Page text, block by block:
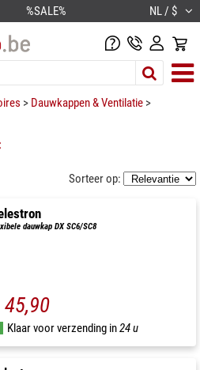
%SALE% NL / $
> Dauwkappen & Ventilatie >
Sorteer op:
dauwkap DX SC6/SC8
45,90
Klaar voor verzending in24 u